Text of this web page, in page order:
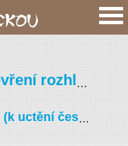
Pochod k výročí otevření rozhledny na Petříně (Vojta Náprstek 2026)
Svatováclavský pochod (k uctění české státnosti)